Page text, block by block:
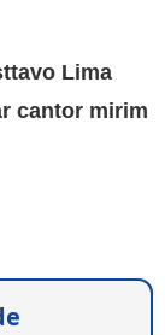
Lima
cantor mirim